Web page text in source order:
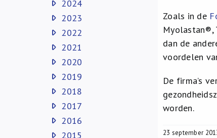
Zoals in de
Myolastan®,
dan de
voordelen
De firma’s
worden.
23 september
2024
2023
2022
2021
2020
2019
2018
2017
2016
2015